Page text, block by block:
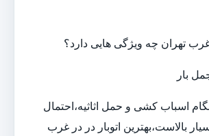
غرب تهران چه ویژگی هایی دارد؟
بار
اسباب کشی و حمل اثاثیه،احتمال
بالاست،بهترین اتوبار در در غرب